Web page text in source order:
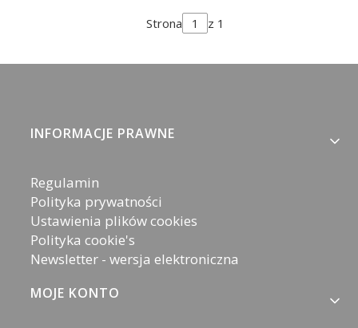
Strona z 1
Linki w stopce
INFORMACJE PRAWNE
Regulamin
Polityka prywatności
Ustawienia plików cookies
Polityka cookie's
Newsletter - wersja elektroniczna
MOJE KONTO